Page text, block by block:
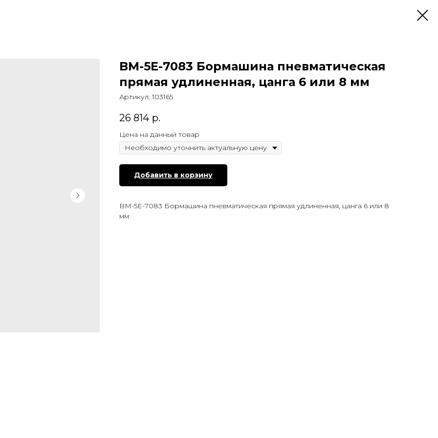
BM-5E-7083 Бормашина пневматическая
прямая удлиненная, цанга 6 или 8 мм
Артикул:103165
26 814 р.
Цена на данный товар
Добавить в корзину
BM-5E-7083 Бормашина пневматическая прямая удлиненная, цанга 6 или 8
мм